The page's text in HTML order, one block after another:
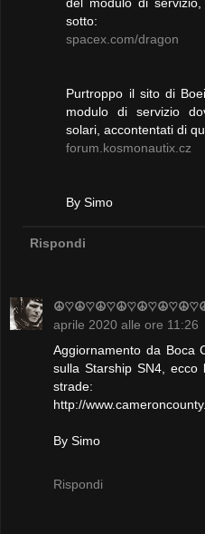
sotto:
spacex.com/dragon
Purtroppo il sito di
modulo di servizio
solari, accontentati di
forum.kosmonautix.cz
By Simo
Rispondi
aprile 2020 alle ore 11:26
Aggiornamento da Boca
sulla Starship SN4,
strade:
http://
By Simo
Rispondi